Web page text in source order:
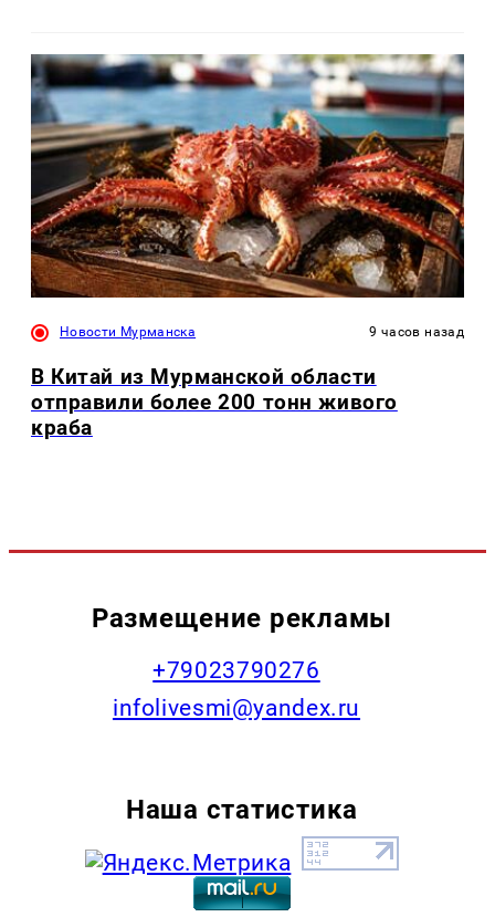
Новости Мурманска 9 часов назад
В Китай из Мурманской области
отправили более 200 тонн живого
краба
Размещение рекламы
+79023790276
infolivesmi@yandex.ru
Наша статистика